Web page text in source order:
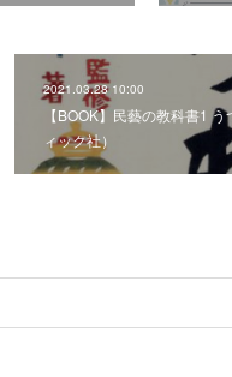
2021.03.28 10:00
【BOOK】民藝の教科書1
ィック社）